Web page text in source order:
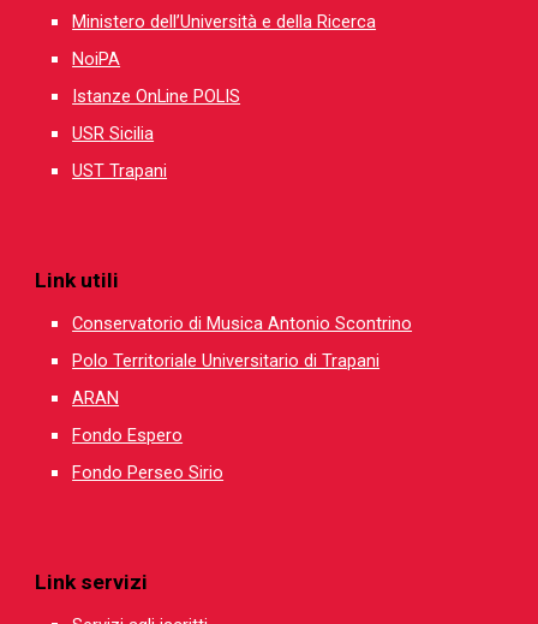
Ministero dell’Università e della Ricerca
NoiPA
Istanze OnLine POLIS
USRSicilia
UST Trapani
Link utili
Conservatorio di Musica Antonio Scontrino
Polo Territoriale Universitario di Trapani
ARAN
Fondo Espero
Fondo Perseo Sirio
Link servizi